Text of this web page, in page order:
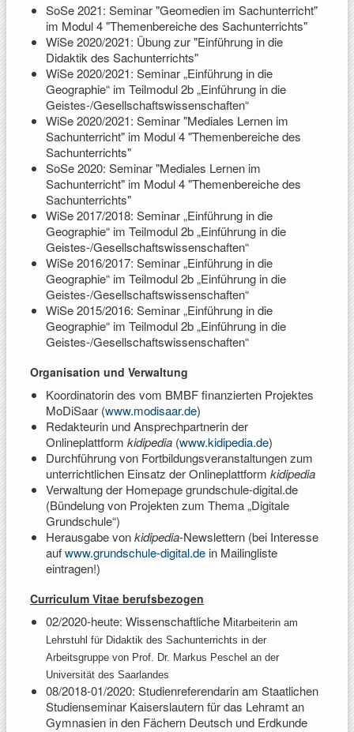
SoSe 2021: Seminar "Geomedien im Sachunterricht"
im Modul 4 "Themenbereiche des Sachunterrichts"
WiSe 2020/2021: Übung zur "Einführung in die
Didaktik des Sachunterrichts"
WiSe 2020/2021: Seminar „Einführung in die
Geographie“ im Teilmodul 2b „Einführung in die
Geistes-/Gesellschaftswissenschaften“
WiSe 2020/2021: Seminar "Mediales Lernen im
Sachunterricht" im Modul 4 "Themenbereiche des
Sachunterrichts"
SoSe 2020: Seminar "Mediales Lernen im
Sachunterricht" im Modul 4 "Themenbereiche des
Sachunterrichts"
WiSe 2017/2018: Seminar „Einführung in die
Geographie“ im Teilmodul 2b „Einführung in die
Geistes-/Gesellschaftswissenschaften“
WiSe 2016/2017: Seminar „Einführung in die
Geographie“ im Teilmodul 2b „Einführung in die
Geistes-/Gesellschaftswissenschaften“
WiSe 2015/2016: Seminar „Einführung in die
Geographie“ im Teilmodul 2b „Einführung in die
Geistes-/Gesellschaftswissenschaften“
Organisation und Verwaltung
Koordinatorin des vom BMBF finanzierten Projektes
MoDiSaar (www.modisaar.de)
Redakteurin und Ansprechpartnerin der
Onlineplattform kidipedia (www.kidipedia.de)
Durchführung von Fortbildungsveranstaltungen zum
unterrichtlichen Einsatz der Onlineplattform kidipedia
Verwaltung der Homepage grundschule-digital.de
(Bündelung von Projekten zum Thema „Digitale
Grundschule“)
Herausgabe vonkidipedia-Newslettern (bei Interesse
aufwww.grundschule-digital.de in Mailingliste
eintragen!)
Curriculum Vitae berufsbezogen
02/2020-heute: Wissenschaftliche Mitarbeiterin am
Lehrstuhl für Didaktik des Sachunterrichts in der
Arbeitsgruppe von Prof. Dr. Markus Peschel an der
Universität des Saarlandes
08/2018-01/2020: Studienreferendarin am Staatlichen
Studienseminar Kaiserslautern für das Lehramt an
Gymnasien in den Fächern Deutsch und Erdkunde